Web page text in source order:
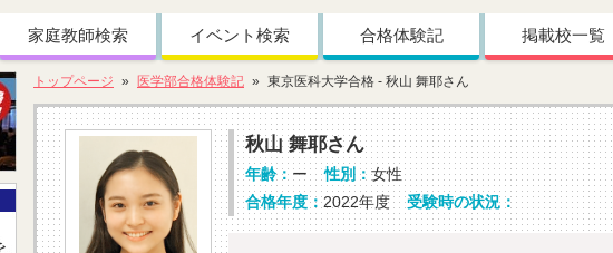
家庭教師検索 イベント検索 合格体験記 掲載校一覧
トップページ 医学部合格体験記 東京医科大学合格 - 秋山 舞耶さん
秋山 舞耶さん
年齢： ー 性別： 女性
合格年度：2022年度 受験時の状況：